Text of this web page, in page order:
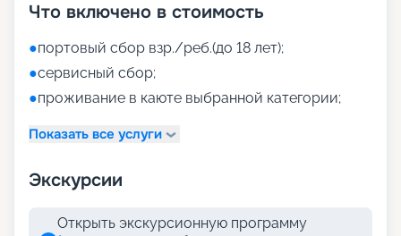
Что включено в стоимость
●портовый сбор взр./реб.(до 18 лет);
●сервисный сбор;
●проживание в каюте выбранной категории;
Показать все услуги
Экскурсии
Открыть экскурсионную программу